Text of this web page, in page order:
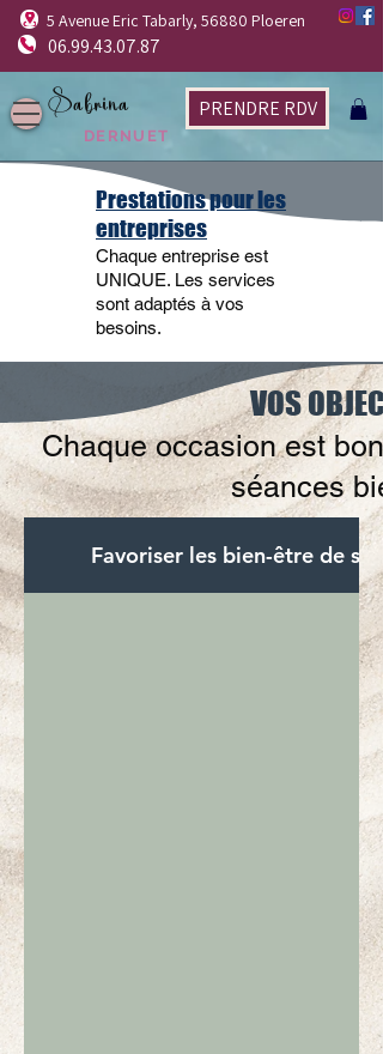
Sabrina
DERNUET
5 Avenue Eric Tabarly, 56880 Ploeren
06.99.43.07.87
PRENDRE RDV
Prestations pour les
entreprises
Chaque entreprise est
UNIQUE. Les services
sont adaptés à vos
besoins.
VOS
Chaque occasion est
séances
Favoriser les bien-être de ses